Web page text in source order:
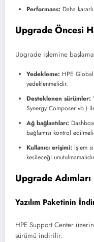
Performans: Daha
Upgrade Öncesi
Upgrade işlemine
Yedekleme: HPE
yedeklenmelidir.
Desteklenen sürümler:
Synergy Composer vb.)
Ağ bağlantıları:
bağlantısı kontrol
Kullanıcı erişimi: İşlem
kesileceği
Upgrade Adımları
Yazılım Paketinin
HPE Support Center
sürümü indirilir.